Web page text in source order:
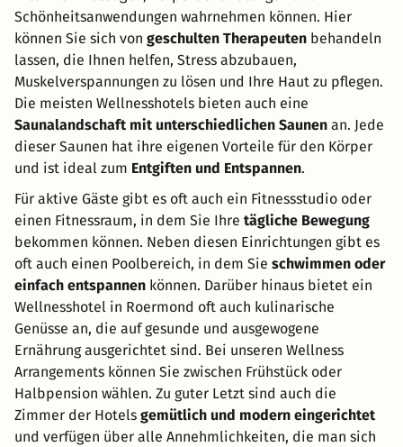
Schönheitsanwendungen wahrnehmen können. Hier
können Sie sich von geschulten Therapeuten behandeln
lassen, die Ihnen helfen, Stress abzubauen,
Muskelverspannungen zu lösen und Ihre Haut zu pflegen.
Die meisten Wellnesshotels bieten auch eine
Saunalandschaft mit unterschiedlichen Saunen an. Jede
dieser Saunen hat ihre eigenen Vorteile für den Körper
und ist ideal zum Entgiften und Entspannen.
Für aktive Gäste gibt es oft auch ein Fitnessstudio oder
einen Fitnessraum, in dem Sie Ihre tägliche Bewegung
bekommen können. Neben diesen Einrichtungen gibt es
oft auch einen Poolbereich, in dem Sie schwimmen oder
einfach entspannen können. Darüber hinaus bietet ein
Wellnesshotel in Roermond oft auch kulinarische
Genüsse an, die auf gesunde und ausgewogene
Ernährung ausgerichtet sind. Bei unseren Wellness
Arrangements können Sie zwischen Frühstück oder
Halbpension wählen. Zu guter Letzt sind auch die
Zimmer der Hotels gemütlich und modern eingerichtet
und verfügen über alle Annehmlichkeiten, die man sich